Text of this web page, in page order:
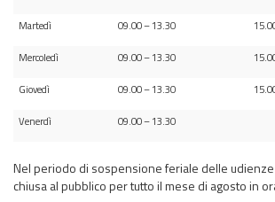
Martedì 09.00 – 13.30
Mercoledì 09.00 – 13.30
Giovedì 09.00 – 13.30
Venerdì 09.00 – 13.30
Nel periodo di sospensione feriale delle
chiusa al pubblico per tutto il mese di agosto in